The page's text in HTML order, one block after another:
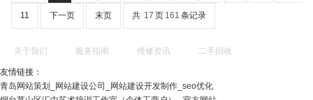
11 下一页 末页 共 17 页 161 条记录
关于我们 服务指南 维修资讯 二手回收
友情链接：
青岛网站策划_网站建设公司_网站建设开发制作_seo优化